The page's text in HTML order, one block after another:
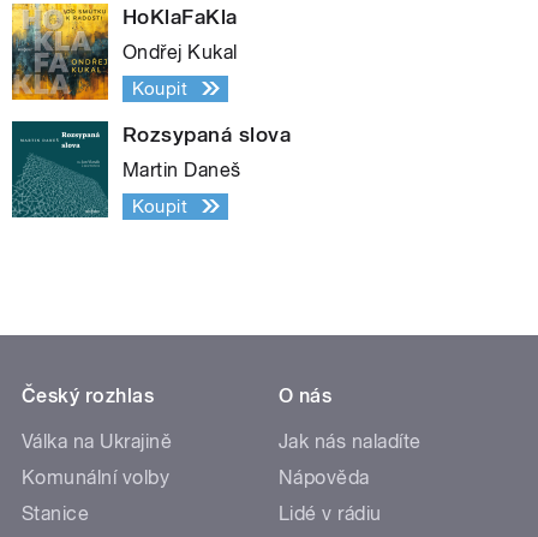
HoKlaFaKla
Ondřej Kukal
Koupit
Rozsypaná slova
Martin Daneš
Koupit
Český rozhlas
Válka na Ukrajině
Komunální volby
Stanice
O nás
Jak nás naladíte
Nápověda
Lidé v rádiu